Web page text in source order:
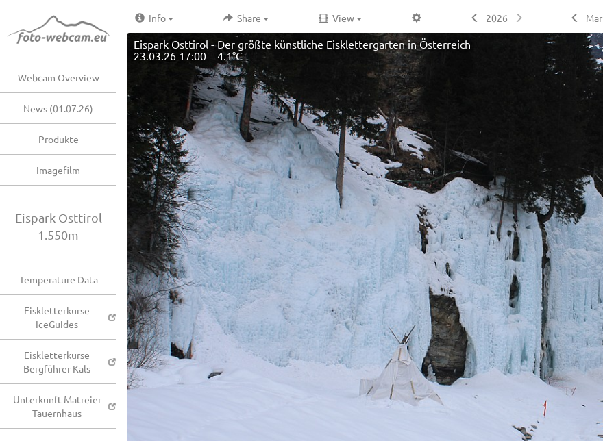
Webcam Overview
News (01.07.26)
Produkte
Imagefilm
Eispark Osttirol
1.550m
Temperature Data
Eiskletterkurse
IceGuides
Eiskletterkurse
Bergführer Kals
Unterkunft Matreier
Tauernhaus
Info Share View 2026 Mar
Eispark Osttirol - Der größte künstliche Eisklettergarten in Österreich
23.03.26 17:00 4.1°C